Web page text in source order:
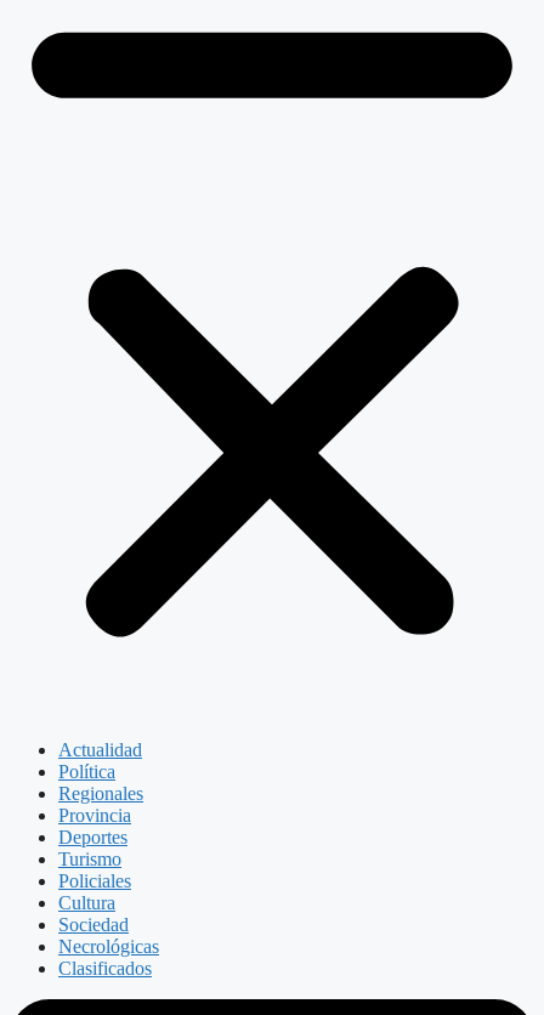
Actualidad
Política
Regionales
Provincia
Deportes
Turismo
Policiales
Cultura
Sociedad
Necrológicas
Clasificados